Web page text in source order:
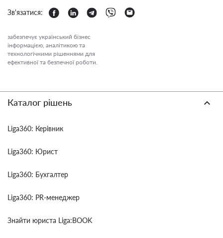
Зв'язатися:
забезпечує український бізнес
інформацією, аналітикою та
технологічними рішеннями для
ефективної та безпечної роботи.
Каталог рішень
Liga360: Керівник
Liga360: Юрист
Liga360: Бухгалтер
Liga360: PR-менеджер
Знайти юриста Liga:BOOK